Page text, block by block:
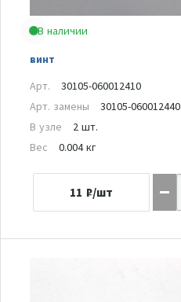
В наличии
винт
Арт.
30105-060012410
Арт. замены
30105-060012440
В узле
2 шт.
Вес
0.004 кг
11 ₽/шт